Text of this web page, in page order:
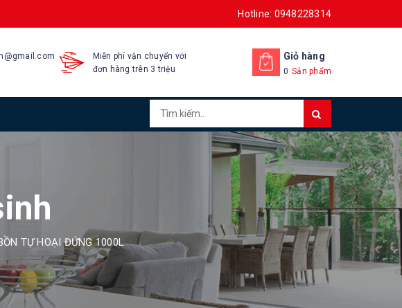
Hotline: 0948228314
Miễn phí vận chuyển với
đơn hàng trên 3 triệu
Giỏ hàng
0 Sản phẩm
TỰ HOẠI ĐỨNG 1000L